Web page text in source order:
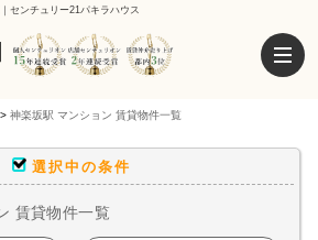
センチュリー21パキラハウス
神楽坂駅 マンション 賃貸物件一覧
選択中の条件
賃貸物件一覧